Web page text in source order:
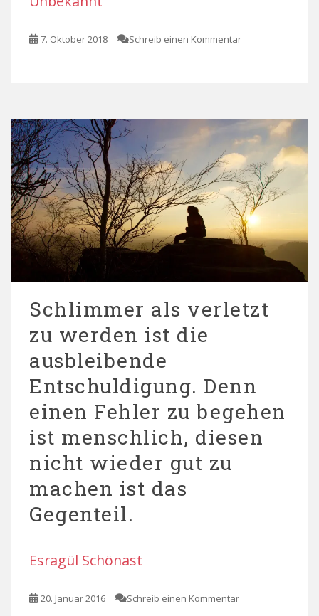
7. Oktober 2018 Schreib einen Kommentar
Schlimmer als verletzt
zu werden ist die
ausbleibende
Entschuldigung. Denn
einen Fehler zu begehen
ist menschlich, diesen
nicht wieder gut zu
machen ist das
Gegenteil.
Esragül Schönast
20. Januar 2016 Schreib einen Kommentar